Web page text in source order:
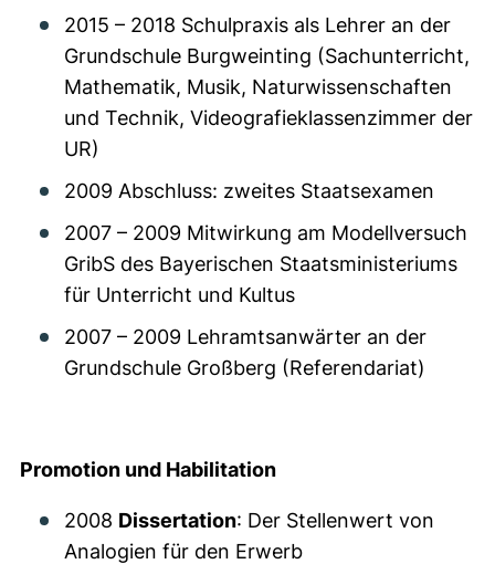
2015 – 2018 Schulpraxis als Lehrer an der
Grundschule Burgweinting (Sachunterricht,
Mathematik, Musik, Naturwissenschaften
und Technik, Videografieklassenzimmer der
UR)
2009 Abschluss: zweites Staatsexamen
2007 – 2009 Mitwirkung am Modellversuch
GribS des Bayerischen Staatsministeriums
für Unterricht und Kultus
2007 – 2009 Lehramtsanwärter an der
Grundschule Großberg (Referendariat)
Promotion und Habilitation
2008 Dissertation: Der Stellenwert von
Analogien für den Erwerb